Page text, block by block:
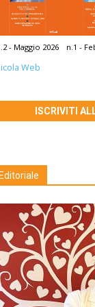
- Maggio 2026 n.1 -
Web
ISCRIVITI